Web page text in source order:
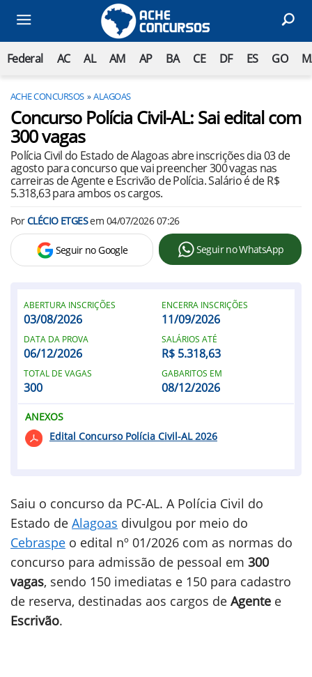
Federal AC AL AM AP BA CE DF ES GO
ACHE CONCURSOS ALAGOAS
Concurso Polícia Civil-AL: Sai edital com
300 vagas
Polícia Civil do Estado de Alagoas abre inscrições dia 03 de
agosto para concurso que vai preencher 300 vagas nas
carreiras de Agente e Escrivão de Polícia. Salário é de R$
5.318,63 para ambos os cargos.
PorCLÉCIO ETGESem 04/07/2026 07:26
Seguir no Google Seguir no WhatsApp
Saiu o concurso da PC-AL. A Polícia Civil do
Estado de Alagoas divulgou por meio do
Cebraspe o edital nº 01/2026 com as normas do
concurso para admissão de pessoal em 300
vagas, sendo 150 imediatas e 150 para cadastro
de reserva, destinadas aos cargos de Agente e
Escrivão.
ABERTURA INSCRIÇÕES
03/08/2026
ENCERRA INSCRIÇÕES
11/09/2026
DATA DA PROVA
06/12/2026
SALÁRIOS ATÉ
R$ 5.318,63
TOTAL DE VAGAS
300
GABARITOS EM
08/12/2026
ANEXOS
Edital Concurso Polícia Civil-AL 2026